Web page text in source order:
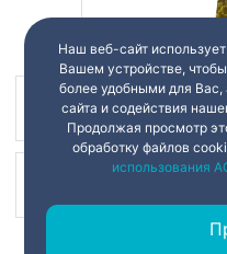
Наш
Наш веб-сайт
Вашем устройстве,
более удобными для Вас,
сайта и содействия
Продолжая просмотр
обработку файлов
использования